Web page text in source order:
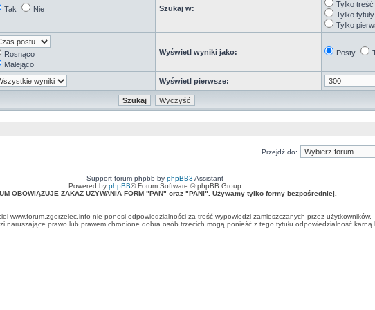
Tak Nie Szukaj w:
Tylko treść
Tylko
Tylko
Rosnąco
Malejąco
Wyświetl wyniki jako: Posty
Wyświetl pierwsze:
Przejdź do:
Support forum phpbb by phpBB3 Assistant
Powered by phpBB® Forum Software © phpBB Group
OBOWIĄZUJE ZAKAZ UŻYWANIA FORM "PAN" oraz "PANI". Używamy tylko formy bezpośredniej.
www.forum.zgorzelec.info nie ponosi odpowiedzialności za treść wypowiedzi zamieszczanych przez użytkowników.
naruszające prawo lub prawem chronione dobra osób trzecich mogą ponieść z tego tytułu odpowiedzialność karną